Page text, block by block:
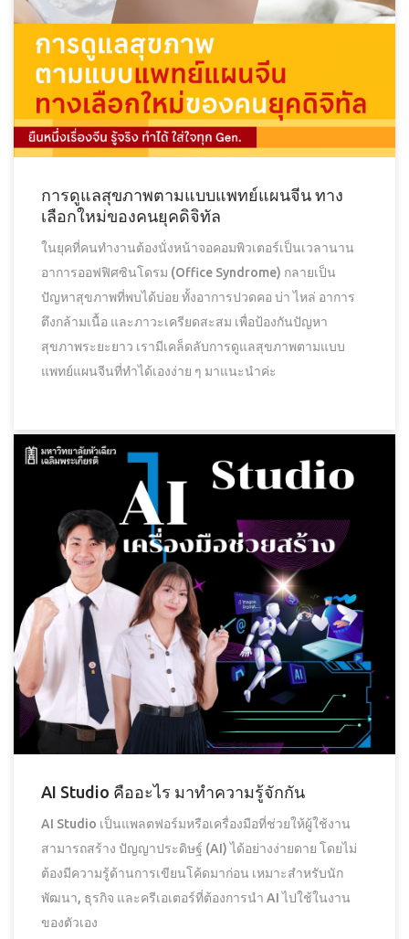
การดูแลสุขภาพตามแบบแพทย์แผนจีน ทาง
เลือกใหม่ของคนยุคดิจิทัล
ในยุคที่คนทำงานต้องนั่งหน้าจอคอมพิวเตอร์เป็นเวลานาน
อาการออฟฟิศซินโดรม (Office Syndrome) กลายเป็น
ปัญหาสุขภาพที่พบได้บ่อย ทั้งอาการปวดคอ บ่า ไหล่ อาการ
ตึงกล้ามเนื้อ และภาวะเครียดสะสม เพื่อป้องกันปัญหา
สุขภาพระยะยาว เรามีเคล็ดลับการดูแลสุขภาพตามแบบ
แพทย์แผนจีนที่ทำได้เองง่าย ๆ มาแนะนำค่ะ
AI Studio คืออะไร มาทำความรู้จักกัน
AI Studio เป็นแพลตฟอร์มหรือเครื่องมือที่ช่วยให้ผู้ใช้งาน
สามารถสร้าง ปัญญาประดิษฐ์ (AI) ได้อย่างง่ายดาย โดยไม่
ต้องมีความรู้ด้านการเขียนโค้ดมาก่อน เหมาะสำหรับนัก
พัฒนา, ธุรกิจ และครีเอเตอร์ที่ต้องการนำ AI ไปใช้ในงาน
ของตัวเอง